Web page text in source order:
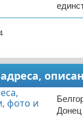
Донец